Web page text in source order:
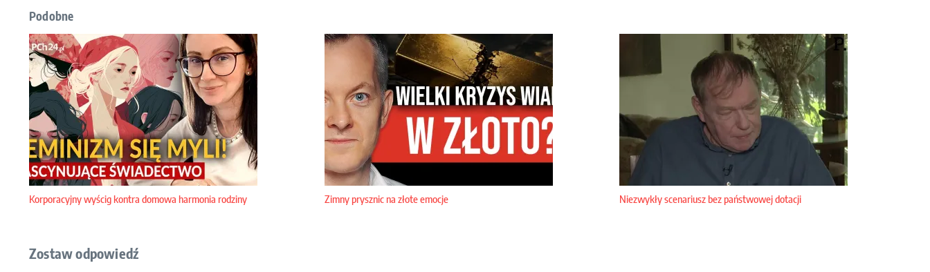
Podobne
Korporacyjny wyścig kontra domowa harmonia rodziny Zimny prysznic na złote emocje Niezwykły scenariusz bez państwowej dotacji
Zostaw odpowiedź